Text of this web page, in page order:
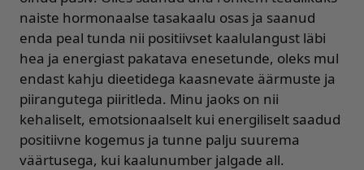
naiste hormonaalse tasakaalu osas ja saanud
enda peal tunda nii positiivset kaalulangust läbi
hea ja energiast pakatava enesetunde, oleks mul
endast kahju dieetidega kaasnevate äärmuste ja
piirangutega piiritleda. Minu jaoks on nii
kehaliselt, emotsionaalselt kui energiliselt saadud
positiivne kogemus ja tunne palju suurema
väärtusega, kui kaalunumber jalgade all.